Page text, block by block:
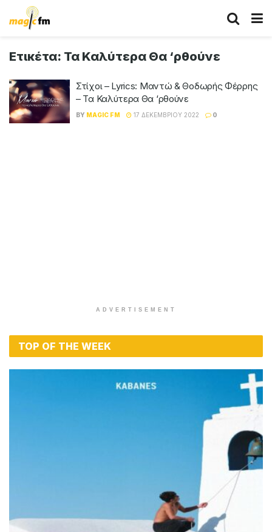
Ετικέτα: Τα Καλύτερα Θα ‘ρθούνε
Στίχοι – Lyrics: Μαντώ & Θοδωρής Φέρρης
– Τα Καλύτερα Θα ‘ρθούνε
BY MAGIC FM 17 ΔΕΚΕΜΒΡΊΟΥ 2022 0
ADVERTISEMENT
TOP OF THE WEEK